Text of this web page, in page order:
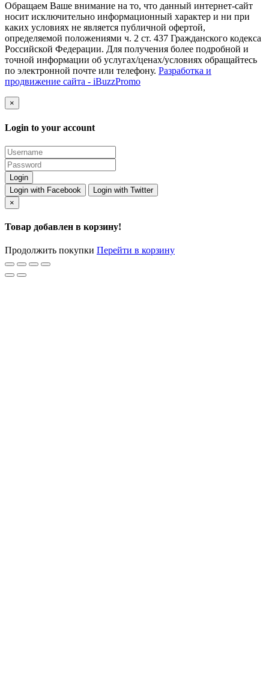
Обращаем Ваше внимание на то, что данный интернет-сайт
носит исключительно информационный характер и ни при
каких условиях не является публичной офертой,
определяемой положениями ч. 2 ст. 437 Гражданского кодекса
Российской Федерации. Для получения более подробной и
точной информации об услугах/ценах/условиях обращайтесь
по электронной почте или телефону. Разработка и
продвижение сайта - iBuzzPromo
×
Login to your account
Login with Facebook
Login with Twitter
×
Товар добавлен в корзину!
Продолжить покупки Перейти в корзину